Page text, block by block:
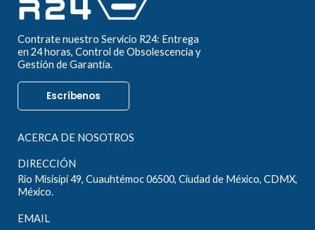
Contrate nuestro Servicio R24: Entrega
en 24 horas, Control de Obsolescencia y
Gestión de Garantía.
Escríbenos
ACERCA DE NOSOTROS
DIRECCIÓN
Rio Misisipi 49, Cuauhtémoc 06500, Ciudad de México, CDMX,
México.
EMAIL